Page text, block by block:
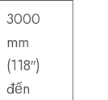
3000
mm
(118″)
đến